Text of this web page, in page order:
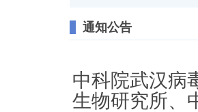
通知公告
中科院武汉病
生物研究所、